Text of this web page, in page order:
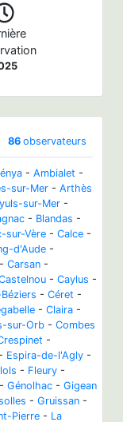
86 observateurs
- Ambialet -
sur-Mer - Arthès
sur-Mer -
- Blandas -
sur-Vère - Calce -
d'Aude -
- Carsan -
- Caylus -
- Céret -
- Claira -
sur-Orb - Combes
-
- Espira-de-l'Agly -
- Fleury -
- Génolhac - Gigean
- Gruissan -
Pierre - La